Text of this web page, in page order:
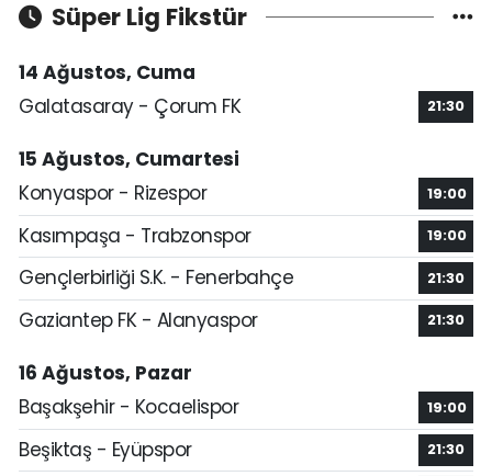
Süper Lig Fikstür
14 Ağustos, Cuma
Galatasaray - Çorum FK
21:30
15 Ağustos, Cumartesi
Konyaspor - Rizespor
19:00
Kasımpaşa - Trabzonspor 19:00
Gençlerbirliği S.K. - Fenerbahçe 21:30
Gaziantep FK - Alanyaspor 21:30
16 Ağustos, Pazar
Başakşehir - Kocaelispor
19:00
Beşiktaş - Eyüpspor 21:30